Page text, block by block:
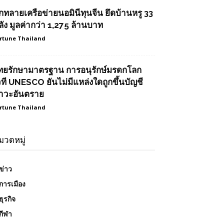
ทลายเครือข่ายนอมินีทุนจีน ยึดบ้านหรู 33
ง มูลค่ากว่า 1,275 ล้านบาท
Thailand
ยรักษามาตรฐาน การอนุรักษ์มรดกโลก
ที UNESCO ยันไม่มีแหล่งใดถูกขึ้นบัญชี
วะอันตราย
Thailand
วดหมู่
าว
ารเมือง
ธุรกิจ
ฬา